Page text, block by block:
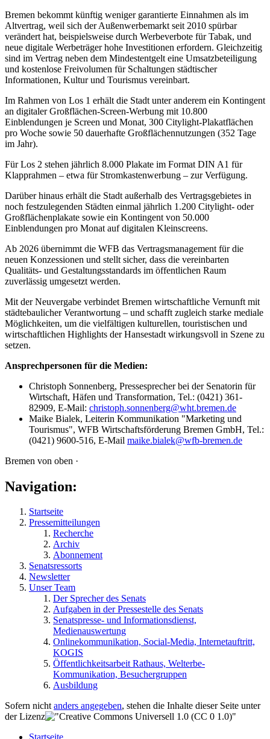
Bremen bekommt künftig weniger garantierte Einnahmen als im
Altvertrag, weil sich der Außenwerbemarkt seit 2010 spürbar
verändert hat, beispielsweise durch Werbeverbote für Tabak, und
neue digitale Werbeträger hohe Investitionen erfordern. Gleichzeitig
sind im Vertrag neben dem Mindestentgelt eine Umsatzbeteiligung
und kostenlose Freivolumen für Schaltungen städtischer
Informationen, Kultur und Tourismus vereinbart.
Im Rahmen von Los 1 erhält die Stadt unter anderem ein Kontingent
an digitaler Großflächen-Screen-Werbung mit 10.800
Einblendungen je Screen und Monat, 300 Citylight-Plakatflächen
pro Woche sowie 50 dauerhafte Großflächennutzungen (352 Tage
im Jahr).
Für Los 2 stehen jährlich 8.000 Plakate im Format DIN A1 für
Klapprahmen – etwa für Stromkastenwerbung – zur Verfügung.
Darüber hinaus erhält die Stadt außerhalb des Vertragsgebietes in
noch festzulegenden Städten einmal jährlich 1.200 Citylight- oder
Großflächenplakate sowie ein Kontingent von 50.000
Einblendungen pro Monat auf digitalen Kleinscreens.
Ab 2026 übernimmt die WFB das Vertragsmanagement für die
neuen Konzessionen und stellt sicher, dass die vereinbarten
Qualitäts- und Gestaltungsstandards im öffentlichen Raum
zuverlässig umgesetzt werden.
Mit der Neuvergabe verbindet Bremen wirtschaftliche Vernunft mit
städtebaulicher Verantwortung – und schafft zugleich starke mediale
Möglichkeiten, um die vielfältigen kulturellen, touristischen und
wirtschaftlichen Highlights der Hansestadt wirkungsvoll in Szene zu
setzen.
Ansprechpersonen für die Medien:
Christoph Sonnenberg, Pressesprecher bei der Senatorin für
Wirtschaft, Häfen und Transformation, Tel.: (0421) 361-
82909, E-Mail: christoph.sonnenberg@wht.bremen.de
Maike Bialek, Leiterin Kommunikation "Marketing und
Tourismus", WFB Wirtschaftsförderung Bremen GmbH, Tel.:
(0421) 9600-516, E-Mail maike.bialek@wfb-bremen.de
Bremen von oben ·
Navigation:
Startseite
Pressemitteilungen
Recherche
Archiv
Abonnement
Senatsressorts
Newsletter
Unser Team
Der Sprecher des Senats
Aufgaben in der Pressestelle des Senats
Senatspresse- und Informationsdienst,
Medienauswertung
Onlinekommunikation, Social-Media, Internetauftritt,
KOGIS
Öffentlichkeitsarbeit Rathaus, Welterbe-
Kommunikation, Besuchergruppen
Ausbildung
Sofern nichtanders angegeben, stehen die Inhalte dieser Seite unter
der Lizenz